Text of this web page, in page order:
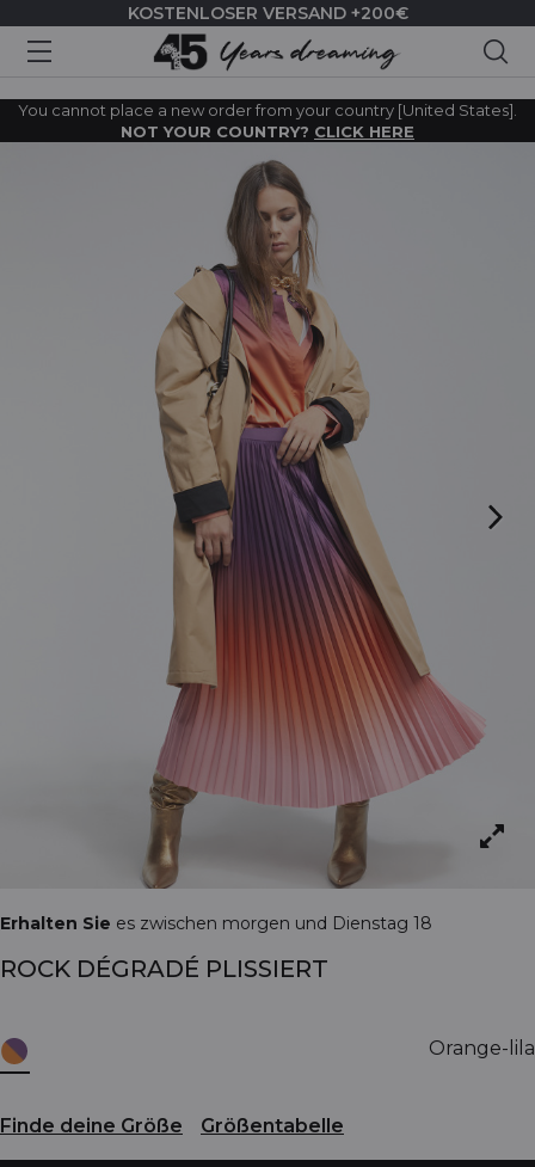
KOSTENLOSER VERSAND +200€
You cannot place a new order from your country [United States].
NOT YOUR COUNTRY? CLICK HERE
Erhalten Sie es zwischen morgen und Dienstag 18
ROCK DÉGRADÉ PLISSIERT
Orange-lila
Finde deine Größe Größentabelle